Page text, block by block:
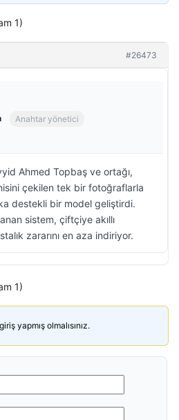
1)
#26473
Anahtar yönetici
Ahmed Topbaş ve ortağı,
çekilen tek bir fotoğraflarla
destekli bir model geliştirdi.
sistem, çiftçiye akıllı
zararını en aza indiriyor.
1)
yapmış olmalısınız.